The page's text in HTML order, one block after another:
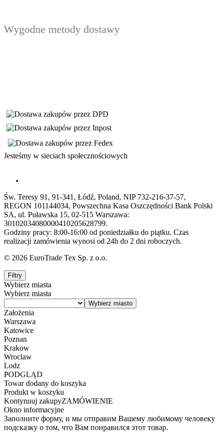
Wygodne metody dostawy
Jesteśmy w sieciach społecznościowych
Św. Teresy 91, 91-341, Łódź, Poland, NIP 732-216-37-57,
REGON 101144034, Powszechna Kasa Oszczędności Bank Polski
SA, ul. Puławska 15, 02-515 Warszawa:
30102034080000410205628799.
Godziny pracy: 8:00-16:00 od poniedziałku do piątku. Czas
realizacji zamówienia wynosi od 24h do 2 dni roboczych.
© 2026 EuroTrade Tex Sp. z o.o.
Filtry
Wybierz miasta
Wybierz miasta
Założenia
Warszawa
Katowice
Poznan
Krakow
Wroclaw
Lodz
PODGLĄD
Towar dodany do koszyka
Produkt w koszyku
Kontynuuj zakupyZAMÓWIENIE
Okno informacyjne
Заполните форму, и мы отправим Вашему любимому человеку
подсказку о том, что Вам понравился этот товар.